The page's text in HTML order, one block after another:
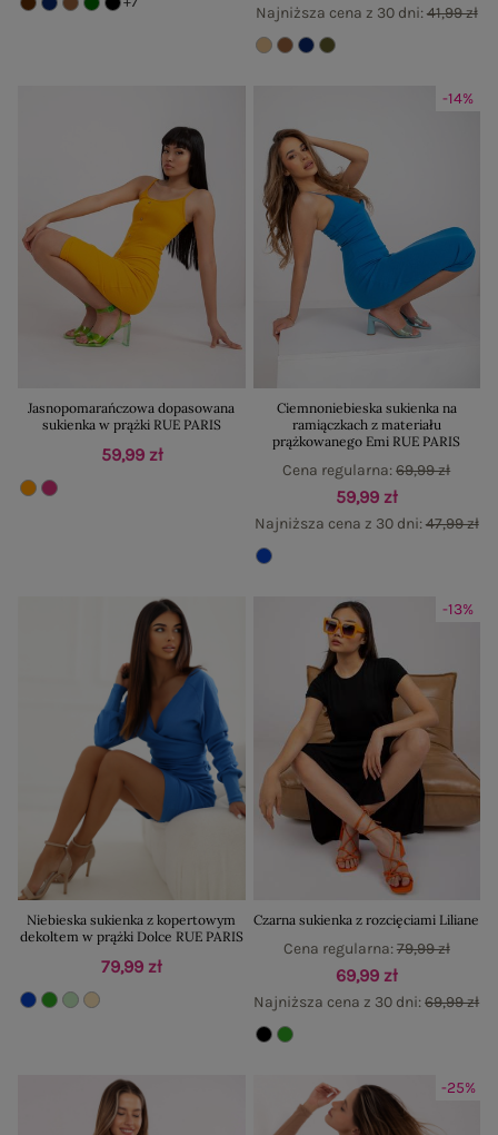
Najniższa cena z 30 dni:41,99 zł
Jasnopomarańczowa dopasowana
sukienka w prążki RUE PARIS
59,99 zł
-14%
Ciemnoniebieska sukienka na
ramiączkach z materiału
prążkowanego Emi RUE PARIS
59,99 zł
Najniższa cena z 30 dni:47,99 zł
Cena regularna:69,99 zł
Niebieska sukienka z kopertowym
dekoltem w prążki Dolce RUE PARIS
79,99 zł
-13%
Czarna sukienka z rozcięciami Liliane
69,99 zł
Najniższa cena z 30 dni:69,99 zł
Cena regularna:79,99 zł
-25%